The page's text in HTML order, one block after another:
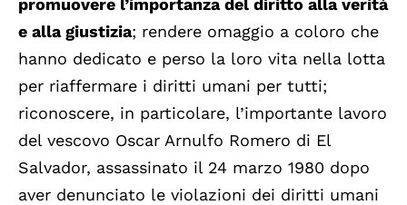
promuovere l’importanza del diritto alla verità
e alla giustizia; rendere omaggio a coloro che
hanno dedicato e perso la loro vita nella lotta
per riaffermare i diritti umani per tutti;
riconoscere, in particolare, l’importante lavoro
del vescovo Oscar Arnulfo Romero di El
Salvador, assassinato il 24 marzo 1980 dopo
aver denunciato le violazioni dei diritti umani